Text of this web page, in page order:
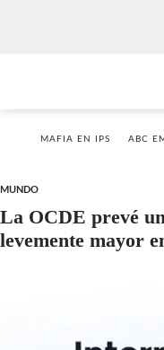
MAFIA EN IPS ABC
MUNDO
La OCDE prevé
levemente mayor